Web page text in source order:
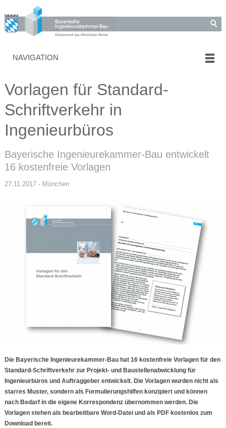
NAVIGATION
Vorlagen für Standard-
Schriftverkehr in
Ingenieurbüros
Bayerische Ingenieurekammer-Bau entwickelt
16 kostenfreie Vorlagen
27.11.2017 - München
Die Bayerische Ingenieurekammer-Bau hat 16 kostenfreie Vorlagen für den
Standard-Schriftverkehr zur Projekt- und Baustellenabwicklung für
Ingenieurbüros und Auftraggeber entwickelt. Die Vorlagen wurden nicht als
starres Muster, sondern als Formulierungshilfen konzipiert und können
nach Bedarf in die eigene Korrespondenz übernommen werden. Die
Vorlagen stehen als bearbeitbare Word-Datei und als PDF kostenlos zum
Download bereit.